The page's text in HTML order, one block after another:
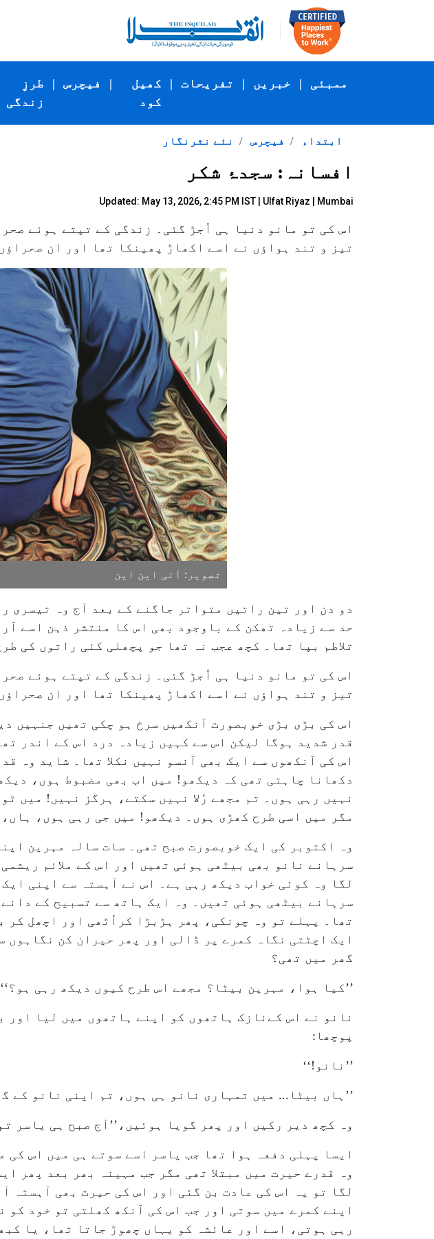
طرزِ
زندگی
| فیچرس |
کھیل
کود
| تفریحات | خبریں | ممبئی
نئے نثرنگار فیچرس ابتداء
افسانہ: سجدۂ شکر
Updated: May 13, 2026, 2:45 PM IST | Ulfat Riyaz | Mumbai
اس کی تو مانو دنیا ہی اُجڑ گئی۔ زندگی کے تپتے ہوئے
تیز و تند ہواؤں نے اسے اکھاڑ پھینکا تھا اور ان
تصویر: آئی این این
دو دن اور تین راتیں متواتر جاگنے کے بعد آج وہ تیسری
حد سے زیادہ تھکن کے باوجود بھی اس کا منتشر ذہن اسے
تلاطم بپا تھا۔ کچھ عجب نہ تھا جو پچھلی کئی راتوں کی
اس کی تو مانو دنیا ہی اُجڑ گئی۔ زندگی کے تپتے ہوئے
تیز و تند ہواؤں نے اسے اکھاڑ پھینکا تھا اور ان
اس کی بڑی بڑی خوبصورت آنکھیں سرخ ہو چکی تھیں جنہیں
قدر شدید ہوگا لیکن اس سے کہیں زیادہ درد اس کے اندر
اس کی آنکھوں سے ایک بھی آنسو نہیں نکلا تھا۔ شاید وہ
دکھانا چاہتی تھی کہ دیکھو! میں اب بھی مضبوط ہوں،
نہیں رہی ہوں۔ تم مجھے رُلا نہیں سکتے، ہرگز نہیں! میں
مگر میں اسی طرح کھڑی ہوں۔ دیکھو! میں جی رہی ہوں،
وہ اکتوبر کی ایک خوبصورت صبح تھی۔ سات سالہ مہرین
سرہانے نانو بھی بیٹھی ہوئی تھیں اور اس کے ملائم
لگا وہ کوئی خواب دیکھ رہی ہے۔ اس نے آہستہ سے اپنی
سرہانے بیٹھی ہوئی تھیں۔ وہ ایک ہاتھ سے تسبیح کے
تھا۔ پہلے تو وہ چونکی، پھر ہڑبڑا کراُٹھی اور اچھل
ایک اچٹتی نگاہ کمرے پر ڈالی اور پھر حیران کن
گھر میں تھی؟
’’کیا ہوا، مہرین بیٹا؟ مجھے اس طرح کیوں دیکھ رہی ہو؟‘‘
نانو نے اس کےنازک ہاتھوں کو اپنے ہاتھوں میں لیا
پوچھا:
’’نانو!‘‘
’’ہاں بیٹا... میں تمہاری نانو ہی ہوں، تم اپنی نانو کے
وہ کچھ دیر رکیں اور پھر گویا ہوئیں،’’آج صبح ہی یاسر
ایسا پہلی دفعہ ہوا تھا جب یاسر اسے سوتے ہی میں اس
وہ قدرے حیرت میں مبتلا تھی مگر جب مہینہ بھر بعد پھر
لگا تو یہ اس کی عادت بن گئی اور اس کی حیرت بھی آہستہ
اپنے کمرے میں سوتی اور جب اس کی آنکھ کھلتی تو خود
رہی ہوتی، اسے اور عائشہ کو یہاں چھوڑ جاتا تھا، یا